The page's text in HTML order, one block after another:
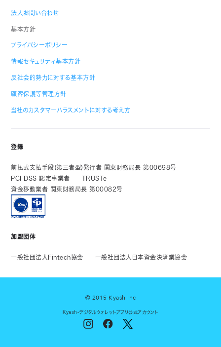
法人お問い合わせ
基本方針
プライバシーポリシー
情報セキュリティ基本方針
反社会的勢力に対する基本方針
顧客保護等管理方針
当社のカスタマーハラスメントに対する考え方
登録
前払式支払手段(第三者型)発行者 関東財務局長 第00698号
PCI DSS 認定事業者
TRUSTe
資金移動業者 関東財務局長 第00082号
加盟団体
一般社団法人Fintech協会 一般社団法人日本資金決済業協会
© 2015 Kyash Inc
Kyash-デジタルウォレットアプリ公式アカウント